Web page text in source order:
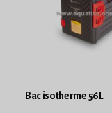
Bac isotherme 56L